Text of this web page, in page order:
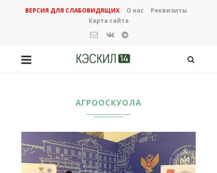
ВЕРСИЯ ДЛЯ СЛАБОВИДЯЩИХ О нас
Реквизиты
Карта сайта
АГРООСКУОЛА